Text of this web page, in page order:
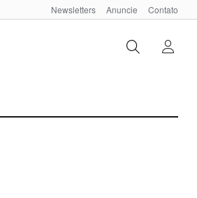
Newsletters Anuncie Contato